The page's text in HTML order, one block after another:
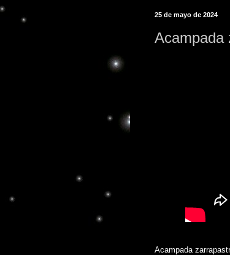
25 de mayo de 2024
Acampada
Acampada